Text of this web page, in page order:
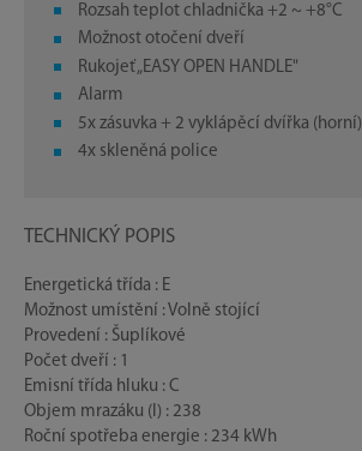
Rozsah teplot chladnička +2 ~ +8°C
Možnost otočení dveří
Rukojeť „EASY OPEN HANDLE"
Alarm
5x zásuvka + 2 vyklápěcí dvířka (horní)
4x skleněná police
TECHNICKÝ POPIS
Energetická třída : E
Možnost umístění : Volně stojící
Provedení : Šuplíkové
Počet dveří : 1
Emisní třída hluku : C
Objem mrazáku (l) : 238
Roční spotřeba energie : 234 kWh